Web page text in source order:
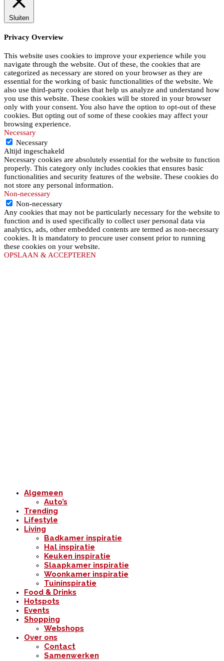
Sluiten
Privacy Overview
This website uses cookies to improve your experience while you
navigate through the website. Out of these, the cookies that are
categorized as necessary are stored on your browser as they are
essential for the working of basic functionalities of the website. We
also use third-party cookies that help us analyze and understand how
you use this website. These cookies will be stored in your browser
only with your consent. You also have the option to opt-out of these
cookies. But opting out of some of these cookies may affect your
browsing experience.
Necessary
Necessary
Altijd ingeschakeld
Necessary cookies are absolutely essential for the website to function
properly. This category only includes cookies that ensures basic
functionalities and security features of the website. These cookies do
not store any personal information.
Non-necessary
Non-necessary
Any cookies that may not be particularly necessary for the website to
function and is used specifically to collect user personal data via
analytics, ads, other embedded contents are termed as non-necessary
cookies. It is mandatory to procure user consent prior to running
these cookies on your website.
OPSLAAN & ACCEPTEREN
Algemeen
Auto’s
Trending
Lifestyle
Living
Badkamer inspiratie
Hal inspiratie
Keuken inspiratie
Slaapkamer inspiratie
Woonkamer inspiratie
Tuininspiratie
Food & Drinks
Hotspots
Events
Shopping
Webshops
Over ons
Contact
Samenwerken